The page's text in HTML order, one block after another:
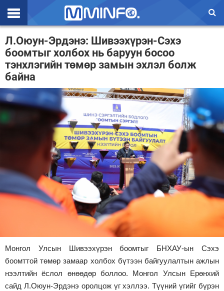
Эхлэл
Цаг агаар
Валют ханш
Улс төр
Нийгэм
Дэлхий
Л.Оюун-Эрдэнэ: Шивээхүрэн-Сэхэ
боомтыг холбох нь баруун босоо
тэнхлэгийн төмөр замын эхлэл болж
байна
Монгол Улсын Шивээхүрэн боомтыг БНХАУ-ын Сэхэ
боомттой төмөр замаар холбох бүтээн байгуулалтын ажлын
нээлтийн ёслол өнөөдөр боллоо. Монгол Улсын Ерөнхий
сайд Л.Оюун-Эрдэнэ оролцож үг хэллээ. Түүний үгийг бүрэн